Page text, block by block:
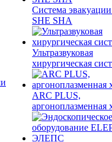
Система
SHE SHA
Ультразвуковая
хирургическая
ARC PLUS,
аргоноплазменная